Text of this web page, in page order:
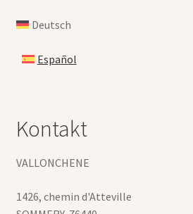
Deutsch
Español
Kontakt
VALLONCHENE
1426, chemin d'Atteville